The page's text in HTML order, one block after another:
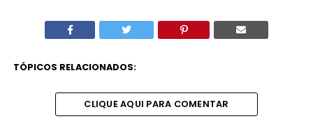
TÓPICOS RELACIONADOS:
CLIQUE AQUI PARA COMENTAR